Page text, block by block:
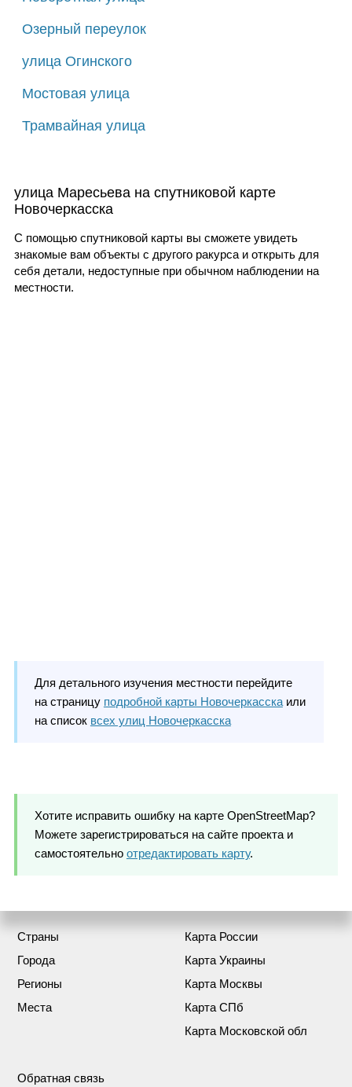
Озерный переулок
улица Огинского
Мостовая улица
Трамвайная улица
улица Маресьева на спутниковой карте
Новочеркасска
С помощью спутниковой карты вы сможете увидеть
знакомые вам объекты с другого ракурса и открыть для
себя детали, недоступные при обычном наблюдении на
местности.
Для детального изучения местности перейдите
на страницу подробной карты Новочеркасскаили
на список всех улиц Новочеркасска
Хотите исправить ошибку на карте OpenStreetMap?
Можете зарегистрироваться на сайте проекта и
самостоятельно отредактировать карту.
Страны
Города
Регионы
Места
Карта России
Карта Украины
Карта Москвы
Карта СПб
Карта Московской обл
Обратная связь